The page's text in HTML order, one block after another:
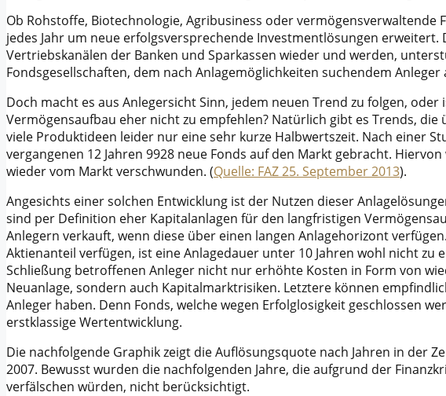
Ob Rohstoffe, Biotechnologie, Agribusiness oder vermögensverwaltende
jedes Jahr um neue erfolgsversprechende Investmentlösungen erweitert.
Vertriebskanälen der Banken und Sparkassen wieder und werden,
Fondsgesellschaften, dem nach Anlagemöglichkeiten suchendem
Doch macht es aus Anlegersicht Sinn, jedem neuen Trend zu folgen,
Vermögensaufbau eher nicht zu empfehlen? Natürlich gibt es Trends,
viele Produktideen leider nur eine sehr kurze Halbwertszeit. Nach einer
vergangenen 12 Jahren 9928 neue Fonds auf den Markt gebracht.
wieder vom Markt verschwunden. (Quelle: FAZ 25. September 2013).
Angesichts einer solchen Entwicklung ist der Nutzen dieser
sind per Definition eher Kapitalanlagen für den langfristigen
Anlegern verkauft, wenn diese über einen langen Anlagehorizont
Aktienanteil verfügen, ist eine Anlagedauer unter 10 Jahren wohl nicht
Schließung betroffenen Anleger nicht nur erhöhte Kosten in Form von
Neuanlage, sondern auch Kapitalmarktrisiken. Letztere können
Anleger haben. Denn Fonds, welche wegen Erfolglosigkeit geschlossen
erstklassige Wertentwicklung.
Die nachfolgende Graphik zeigt die Auflösungsquote nach Jahren in der
2007. Bewusst wurden die nachfolgenden Jahre, die aufgrund der
verfälschen würden, nicht berücksichtigt.